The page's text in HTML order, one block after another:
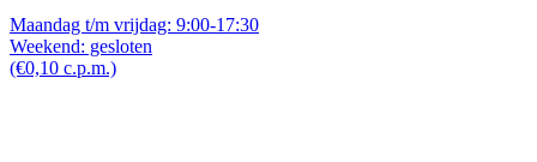
Maandag t/m vrijdag: 9:00-17:30
Weekend: gesloten
(€0,10 c.p.m.)